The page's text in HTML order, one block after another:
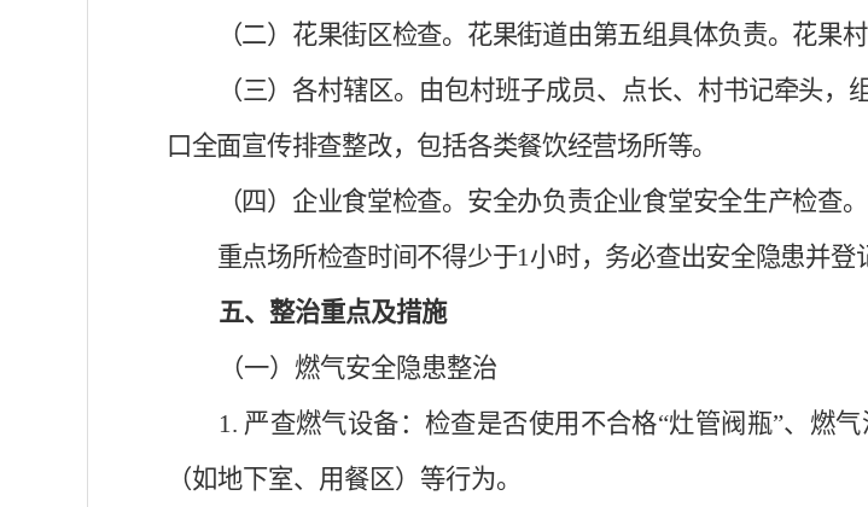
（二）花果街区检查。花果街道由第五组具体负责。花果
（三）各村辖区。由包村班子成员、点长、村书记牵头
口全面宣传排查整改，包括各类餐饮经营场所等。
（四）企业食堂检查。 安全办负责企业食堂安全生产检查。
重点场所检查时间不得少于1小时，务必查出安全隐患并登
五、整治重点及措施
（一）燃气安全隐患整治
1. 严查燃气设备：检查是否使用不合格“灶管阀瓶”、燃
（如地下室、用餐区）等行为。